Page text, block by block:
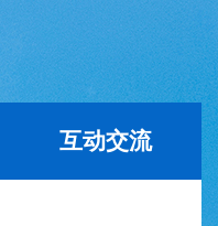
互动交流